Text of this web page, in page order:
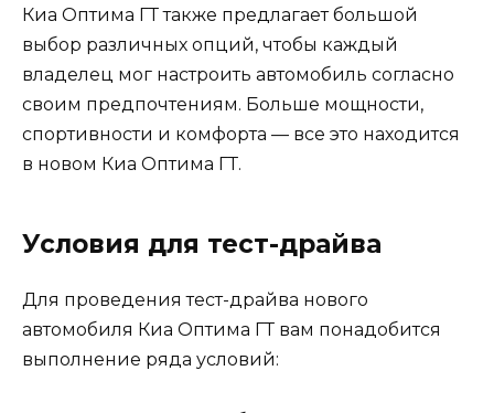
Киа Оптима ГТ также предлагает большой
выбор различных опций, чтобы каждый
владелец мог настроить автомобиль согласно
своим предпочтениям. Больше мощности,
спортивности и комфорта — все это находится
в новом Киа Оптима ГТ.
Условия для тест-драйва
Для проведения тест-драйва нового
автомобиля Киа Оптима ГТ вам понадобится
выполнение ряда условий: